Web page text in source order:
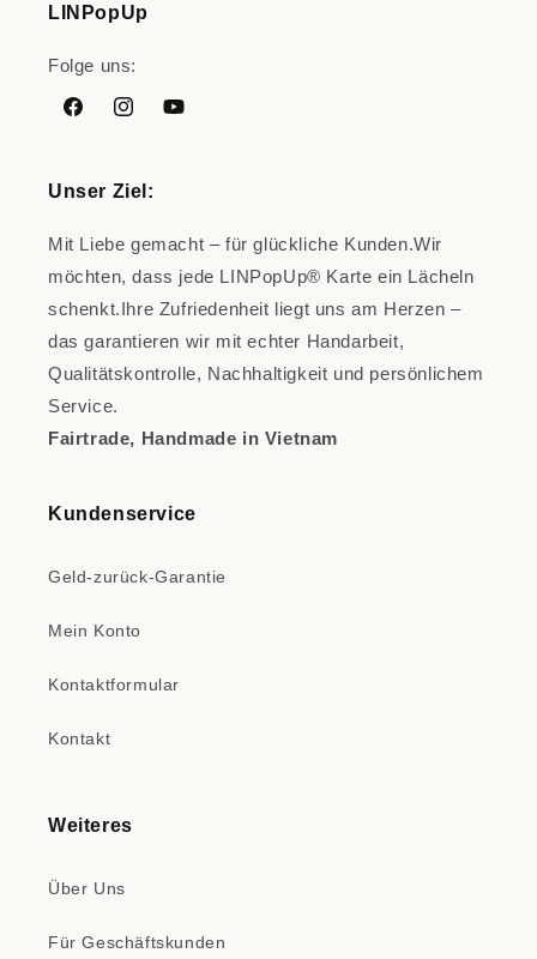
LINPopUp
Folge uns:
FacebookInstagramYouTube
Unser Ziel :
Mit Liebe gemacht – für glückliche Kunden.Wir
möchten, dass jede LINPopUp® Karte ein Lächeln
schenkt.Ihre Zufriedenheit liegt uns am Herzen –
das garantieren wir mit echter Handarbeit,
Qualitätskontrolle, Nachhaltigkeit und persönlichem
Service.
Fairtrade, Handmade in Vietnam
Kundenservice
Geld-zurück-Garantie
Mein Konto
Kontaktformular
Kontakt
Weiteres
Über Uns
Für Geschäftskunden